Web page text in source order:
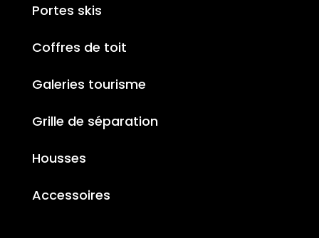
Portes skis
Coffres de toit
Galeries tourisme
Grille de séparation
Housses
Accessoires